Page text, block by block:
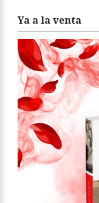
Ya a la venta